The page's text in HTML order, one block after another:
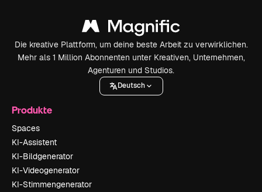
Die kreative Plattform, um deine beste Arbeit zu verwirklichen.
Mehr als 1 Million Abonnenten unter Kreativen, Unternehmen,
Agenturen und Studios.
Deutsch
Produkte
Spaces
KI-Assistent
KI-Bildgenerator
KI-Videogenerator
KI-Stimmengenerator